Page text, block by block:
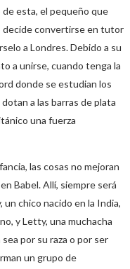
de esta, el pequeño que
decide convertirse en tutor
a Londres. Debido a su
a unirse, cuando tenga la
donde se estudian los
a las barras de plata
una fuerza
las cosas no mejoran
Babel. Allí, siempre será
chico nacido en la India,
y Letty, una muchacha
por su raza o por ser
un grupo de